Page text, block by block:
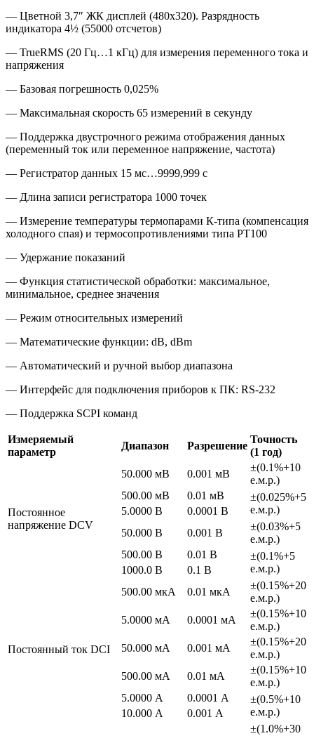
— Цветной 3,7″ ЖК дисплей (480х320). Разрядность
индикатора 4½ (55000 отсчетов)
— TrueRMS (20 Гц…1 кГц) для измерения переменного тока и
напряжения
— Базовая погрешность 0,025%
— Максимальная скорость 65 измерений в секунду
— Поддержка двустрочного режима отображения данных
(переменный ток или переменное напряжение, частота)
— Регистратор данных 15 мс…9999,999 с
— Длина записи регистратора 1000 точек
— Измерение температуры термопарами К-типа (компенсация
холодного спая) и термосопротивлениями типа PT100
— Удержание показаний
— Функция статистической обработки: максимальное,
минимальное, среднее значения
— Режим относительных измерений
— Математические функции: dB, dBm
— Автоматический и ручной выбор диапазона
— Интерфейс для подключения приборов к ПК: RS-232
— Поддержка SCPI команд
Измеряемый
параметр
Диапазон Разрешение
Точность
(1 год)
Постоянное
напряжение DCV
50.000 мВ 0.001 мВ
±(0.1%+10
е.м.р.)
500.00 мВ
0.01 мВ
±(0.025%+5
е.м.р.)
5.0000 В
0.0001 В
50.000 В
0.001 В
±(0.03%+5
е.м.р.)
500.00 В
0.01 В
±(0.1%+5
е.м.р.)
1000.0 В 0.1 В
Постоянный ток DCI
500.00 мкА 0.01 мкА
±(0.15%+20
е.м.р.)
5.0000 мА
0.0001 мА
±(0.15%+10
е.м.р.)
50.000 мА
0.001 мА
±(0.15%+20
е.м.р.)
500.00 мА
0.01 мА
±(0.15%+10
е.м.р.)
5.0000 А
0.0001 А
±(0.5%+10
е.м.р.)
10.000 А
0.001 А
±(1.0%+30